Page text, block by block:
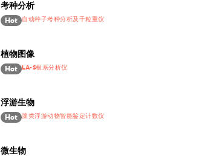
考种分析
Hot 自动种子考种分析及千粒重仪
植物图像
Hot LA-S根系分析仪
浮游生物
Hot 藻类浮游动物智能鉴定计数仪
微生物